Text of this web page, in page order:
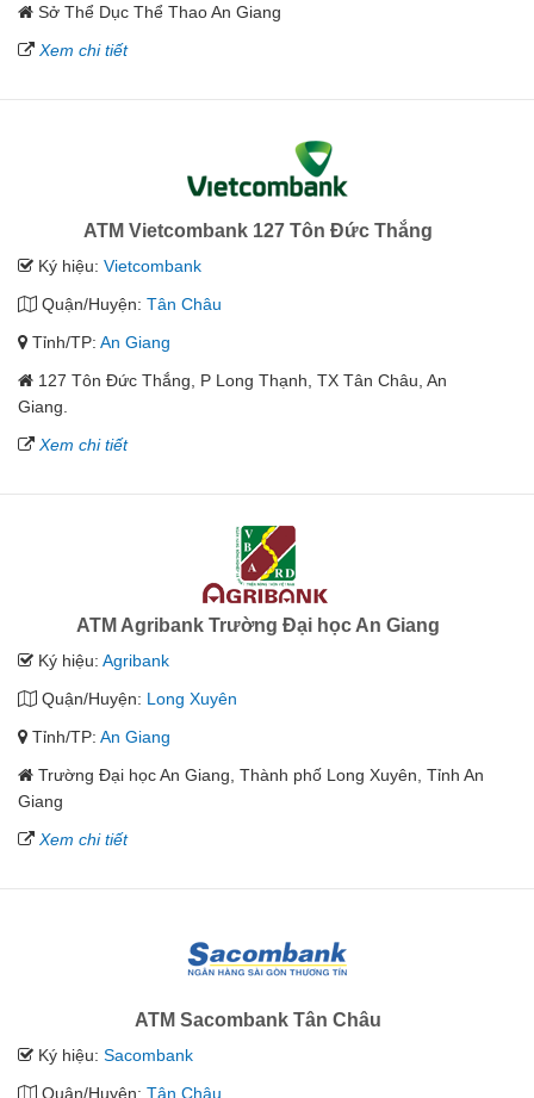
Sở Thể Dục Thể Thao An Giang
Xem chi tiết
ATM Vietcombank 127 Tôn Đức Thắng
Ký hiệu: Vietcombank
Quận/Huyện: Tân Châu
Tỉnh/TP: An Giang
127 Tôn Đức Thắng, P Long Thạnh, TX Tân Châu, An
Giang.
Xem chi tiết
ATM Agribank Trường Đại học An Giang
Ký hiệu: Agribank
Quận/Huyện: Long Xuyên
Tỉnh/TP: An Giang
Trường Đại học An Giang, Thành phố Long Xuyên, Tỉnh An
Giang
Xem chi tiết
ATM Sacombank Tân Châu
Ký hiệu: Sacombank
Quận/Huyện: Tân Châu